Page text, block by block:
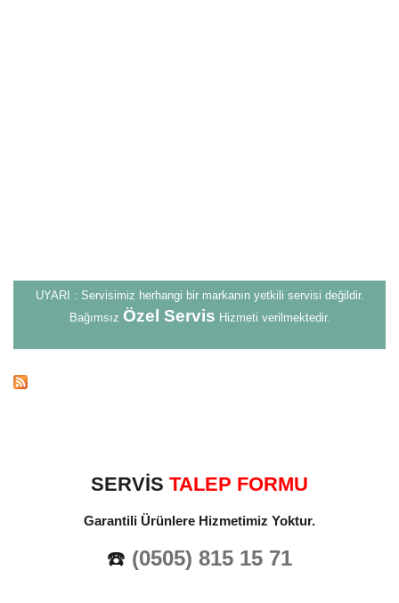
UYARI : Servisimiz herhangi bir markanın yetkili servisi değildir.
Bağımsız Özel Servis Hizmeti verilmektedir.
SERVİS TALEP FORMU
Garantili Ürünlere Hizmetimiz Yoktur.
☎️ (0505) 815 15 71